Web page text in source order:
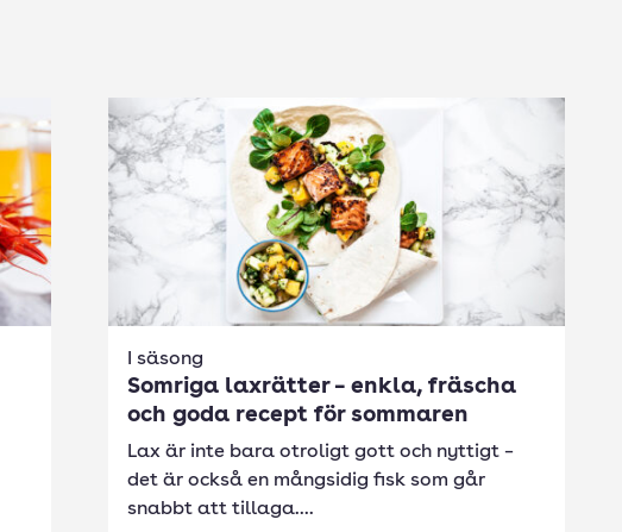
I säsong
Somriga laxrätter – enkla, fräscha
och goda recept för sommaren
Lax är inte bara otroligt gott och nyttigt –
det är också en mångsidig fisk som går
snabbt att tillaga....